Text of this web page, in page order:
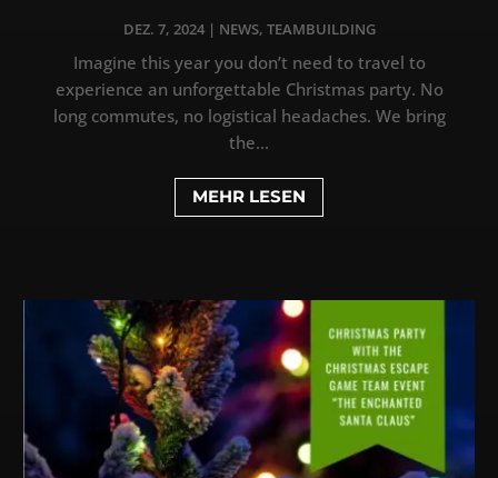
DEZ. 7, 2024| NEWS, TEAMBUILDING
Imagine this year you don’t need to travel to
experience an unforgettable Christmas party. No
long commutes, no logistical headaches. We bring
the...
MEHR LESEN